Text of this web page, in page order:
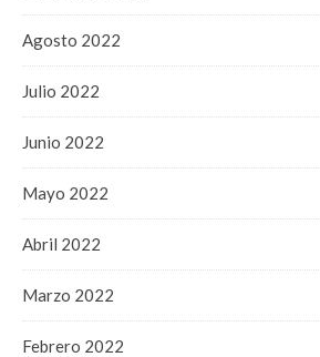
Agosto 2022
Julio 2022
Junio 2022
Mayo 2022
Abril 2022
Marzo 2022
Febrero 2022